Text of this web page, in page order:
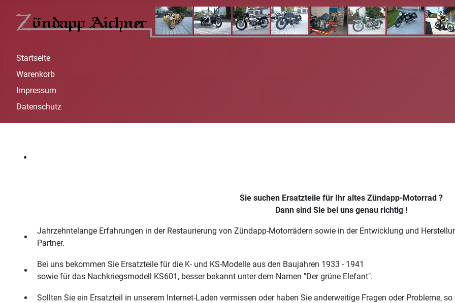
Startseite
Warenkorb
Impressum
Datenschutz
Sie suchen Ersatzteile für Ihr altes Zündapp-Motorrad ?
Dann sind Sie bei uns genau richtig !
Jahrzehntelange Erfahrungen in der Restaurierung von Zündapp-Motorrädern sowie in der Entwicklung und
Partner.
Bei uns bekommen Sie Ersatzteile für die K- und KS-Modelle aus den Baujahren 1933 - 1941
sowie für das Nachkriegsmodell KS601, besser bekannt unter dem Namen "Der grüne Elefant".
Sollten Sie ein Ersatzteil in unserem Internet-Laden vermissen oder haben Sie anderweitige Fragen oder Probleme,